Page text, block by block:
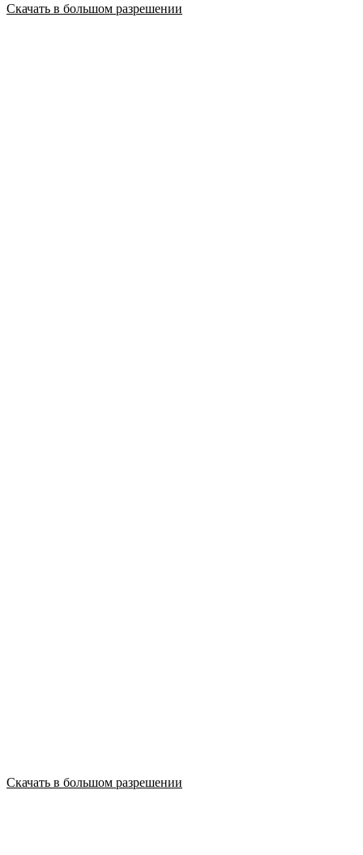
Скачать в большом разрешении
Скачать в большом разрешении